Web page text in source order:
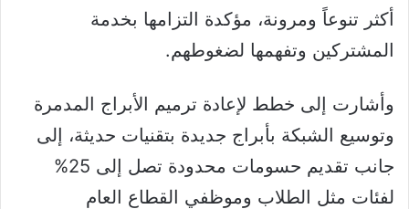
أكثر تنوعاً ومرونة، مؤكدة التزامها بخدمة
المشتركين وتفهمها لضغوطهم.
وأشارت إلى خطط لإعادة ترميم الأبراج المدمرة
وتوسيع الشبكة بأبراج جديدة بتقنيات حديثة، إلى
جانب تقديم حسومات محدودة تصل إلى 25%
لفئات مثل الطلاب وموظفي القطاع العام